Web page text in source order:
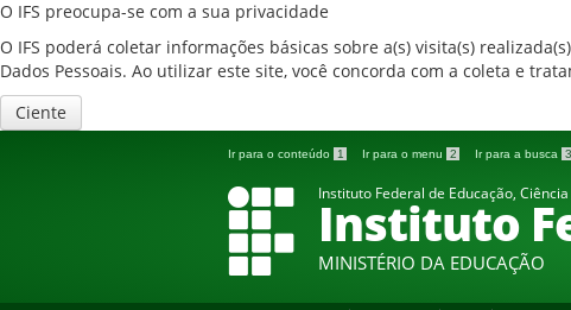
O IFS preocupa-se com a sua privacidade
O IFS poderá coletar informações básicas sobre a(s) visita(s)
Dados Pessoais. Ao utilizar este site, você concorda com a coleta e
Ciente
Ir para o conteúdo 1 Ir para o menu 2 Ir para a busca 3
Instituto Federal de Educação,
Instituto
MINISTÉRIO DA EDUCAÇÃO